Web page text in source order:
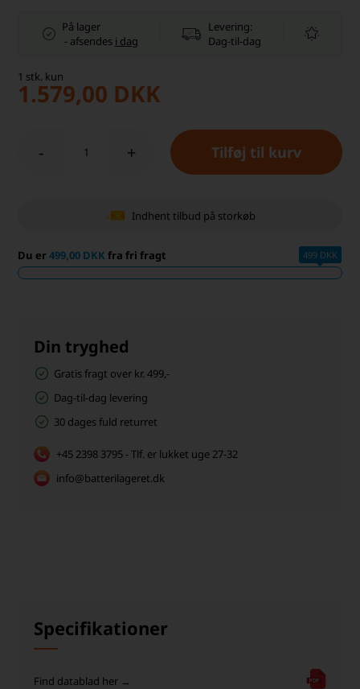
På lager
- afsendes i dag
Levering:
Dag-til-dag
1 stk. kun
1.579,00 DKK
- +
Indhent tilbud på storkøb
Du er499,00 DKK fra fri fragt 499 DKK
Din tryghed
Gratis fragt over kr. 499,-
Dag-til-dag levering
30 dages fuld returret
+45 2398 3795 - Tlf. er lukket uge 27-32
info@batterilageret.dk
Specifikationer
Find datablad her →